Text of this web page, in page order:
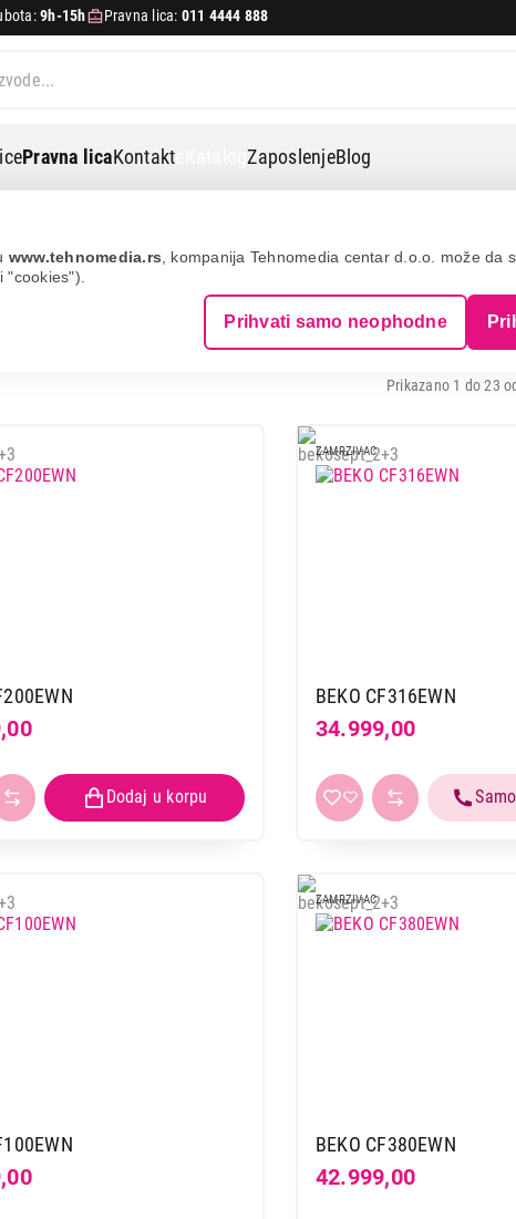
www.tehnomedia.rs , kompanija Tehnomedia centar d.o.o. može da
Prihvati samo neophodne
9h-15h Pravna lica: 011 4444 888
Pravna licaKontakt eKatalogZaposlenjeBlog
ZAMRZIVAČI
Prikazano 1 do 23
ZAMRZIVAC
BEKO CF316EWN
34.999,00
ZAMRZIVAC
BEKO CF380EWN
42.999,00